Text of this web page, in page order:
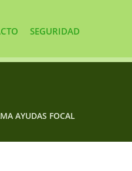
SEGURIDAD
AYUDAS FOCAL